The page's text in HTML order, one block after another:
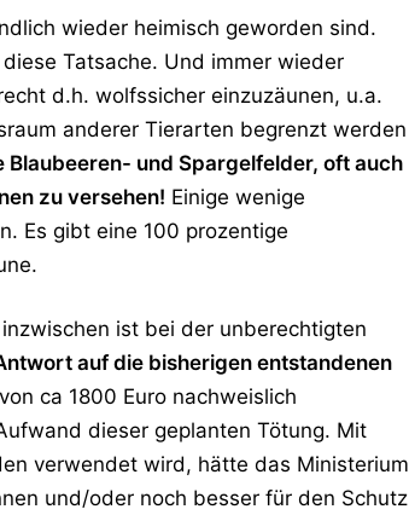
wieder heimisch geworden sind.
Tatsache. Und immer wieder
d.h. wolfssicher einzuzäunen, u.a.
anderer Tierarten begrenzt werden
Blaubeeren- und Spargelfelder, oft auch
zu versehen! Einige wenige
Es gibt eine 100 prozentige
ist bei der unberechtigten
auf die bisherigen entstandenen
ca 1800 Euro nachweislich
dieser geplanten Tötung. Mit
verwendet wird, hätte das Ministerium
und/oder noch besser für den Schutz